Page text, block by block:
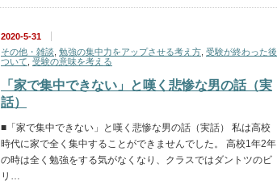
2020-5-31
その他・雑談 勉強の集中力をアップさせる考え方 受験が終わった
ついて 受験の意味を考える
「家で集中できない」と嘆く悲惨な男の話（実
話）
■「家で集中できない」と嘆く悲惨な男の話（実話） 私は高校
時代に家で全く集中することができませんでした。 高校1年2年
の時は全く勉強をする気がなくなり、クラスではダントツのビ
リ…